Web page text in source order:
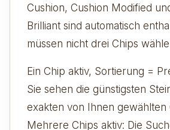
Cushion, Cushion Modified
Brilliant sind automatisch
müssen nicht drei Chips
Ein Chip aktiv, Sortierung =
Sie sehen die günstigsten
exakten von Ihnen gewählten
Mehrere Chips aktiv: Die